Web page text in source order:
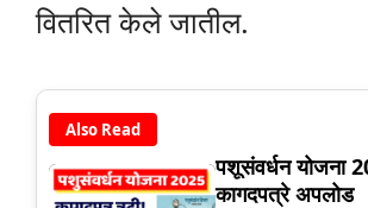
वितरित केले जातील.
Also Read
पशूसंवर्धन योजना
कागदपत्रे अपलोड